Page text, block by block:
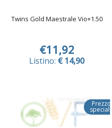
Twins Gold Maestrale Vio+1.50
€11,92
Listino: € 14,90
Prezzo